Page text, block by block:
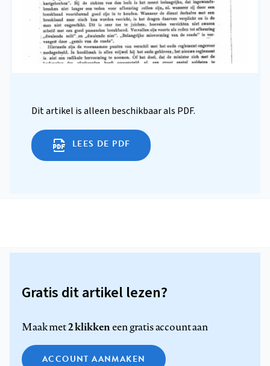
Dit artikel is alleen beschikbaar als PDF.
LEES DE PDF
Gratis dit artikel lezen?
Maak met2 klikkeneen gratis account aan
ACCOUNT AANMAKEN